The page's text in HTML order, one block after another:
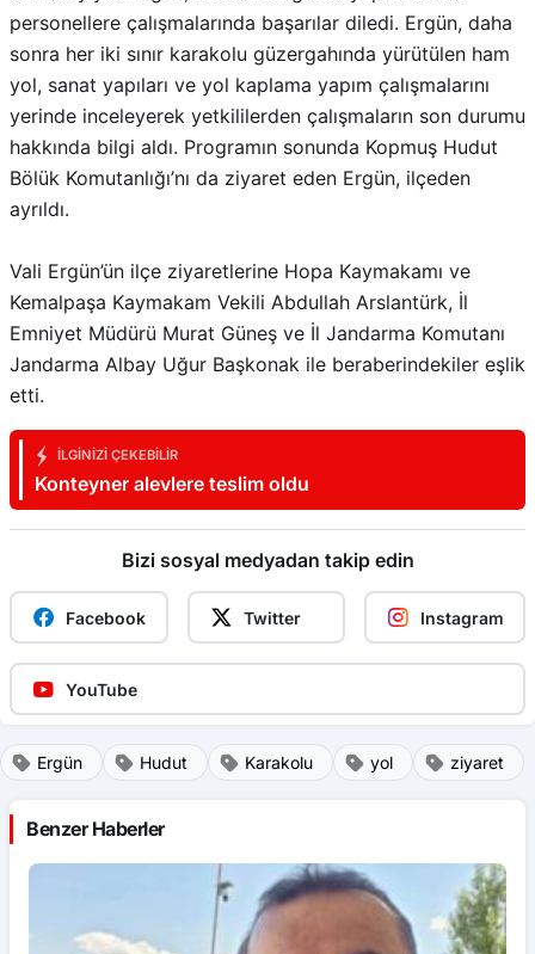
personellere çalışmalarında başarılar diledi. Ergün, daha
sonra her iki sınır karakolu güzergahında yürütülen ham
yol, sanat yapıları ve yol kaplama yapım çalışmalarını
yerinde inceleyerek yetkililerden çalışmaların son durumu
hakkında bilgi aldı. Programın sonunda Kopmuş Hudut
Bölük Komutanlığı’nı da ziyaret eden Ergün, ilçeden
ayrıldı.
Vali Ergün’ün ilçe ziyaretlerine Hopa Kaymakamı ve
Kemalpaşa Kaymakam Vekili Abdullah Arslantürk, İl
Emniyet Müdürü Murat Güneş ve İl Jandarma Komutanı
Jandarma Albay Uğur Başkonak ile beraberindekiler eşlik
etti.
İLGINIZI ÇEKEBILIR
Konteyner alevlere teslim oldu
Bizi sosyal medyadan takip edin
Facebook Twitter Instagram
YouTube
Ergün Hudut Karakolu yol ziyaret
Benzer Haberler